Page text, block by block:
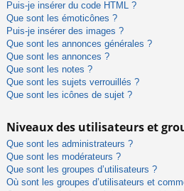
Puis-je insérer du code HTML ?
Que sont les émoticônes ?
Puis-je insérer des images ?
Que sont les annonces générales ?
Que sont les annonces ?
Que sont les notes ?
Que sont les sujets verrouillés ?
Que sont les icônes de sujet ?
Niveaux des utilisateurs et
Que sont les administrateurs ?
Que sont les modérateurs ?
Que sont les groupes d’utilisateurs ?
Où sont les groupes d’utilisateurs et